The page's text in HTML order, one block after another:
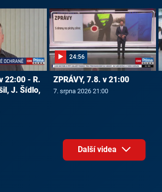
22:00 - R.
J. Šídlo,
24:56
ZPRÁVY, 7.8. v 21:00
7. srpna 2026 21:00
Další videa